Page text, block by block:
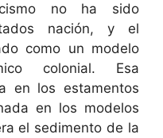
no ha sido
nación, y el
como un modelo
colonial. Esa
en los estamentos
en los modelos
el sedimento de la